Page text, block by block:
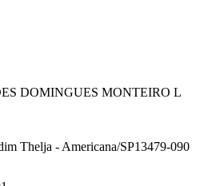
DOMINGUES MONTEIRO L
Thelja - Americana/SP13479-090